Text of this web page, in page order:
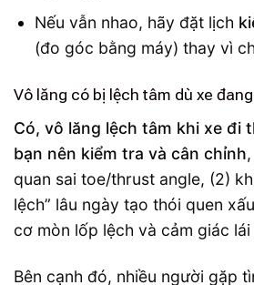
Nếu vẫn nhao, hãy đặt lịch
(đo góc bằng máy) thay vì
Vô lăng có bị lệch tâm dù xe
Có, vô lăng lệch tâm khi xe đi
bạn nên kiểm tra và cân chỉnh
quan sai toe/thrust angle, (2)
lệch” lâu ngày tạo thói quen
cơ mòn lốp lệch và cảm giác
Bên cạnh đó, nhiều người gặp